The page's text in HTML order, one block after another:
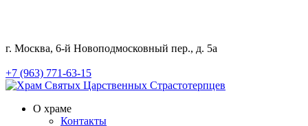
г. Москва, 6-й Новоподмосковный пер., д. 5а
+7 (963) 771-63-15
О храме
Контакты